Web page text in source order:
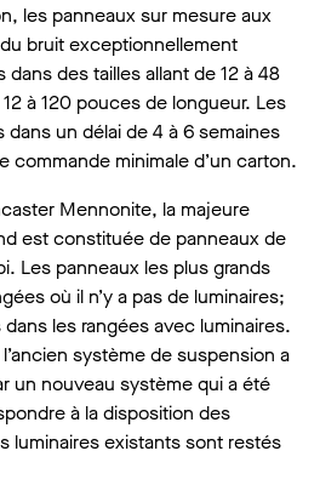
les panneaux sur mesure aux
bruit exceptionnellement
des tailles allant de 12 à 48
à 120 pouces de longueur. Les
un délai de 4 à 6 semaines
commande minimale d’un carton.
Mennonite, la majeure
est constituée de panneaux de
Les panneaux les plus grands
où il n’y a pas de luminaires;
les rangées avec luminaires.
système de suspension a
un nouveau système qui a été
à la disposition des
luminaires existants sont restés